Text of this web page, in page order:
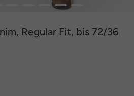
7
Regular Fit, bis 72/36